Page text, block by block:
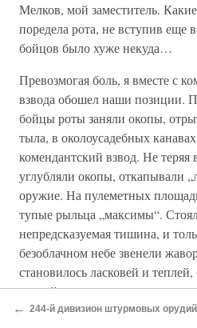
Мелков, мой заместитель.
поредела рота, не вступив еще
бойцов было хуже некуда…
Превозмогая боль, я вместе с
взвода обошел наши позиции.
бойцы роты заняли окопы,
тыла, в околоусадебных
комендантский взвод. Не
углубляли окопы, откапывали
оружие. На пулеметных
тупые рыльца „максимы“.
непредсказуемая тишина, и
безоблачном небе звенели
становилось ласковей и
легкий туман, пахло полынью
← 244-й дивизион штурмовых орудий